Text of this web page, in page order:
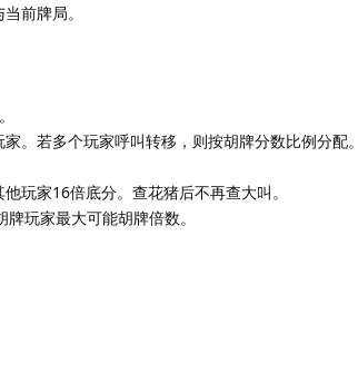
前牌局。
。若多个玩家呼叫转移，则按胡牌分数比例分配。
玩家16倍底分。查花猪后不再查大叫。
玩家最大可能胡牌倍数。